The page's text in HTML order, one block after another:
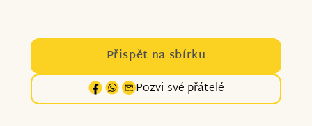
Přispět na sbírku
Pozvi své přátelé